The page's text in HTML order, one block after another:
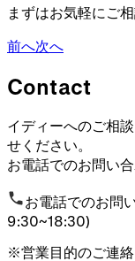
まずはお気軽にご相
前へ次へ
Contact
イディーへのご相
せください。
お電話でのお問い
お電話でのお問
9:30~18:30)
※営業目的のご連絡